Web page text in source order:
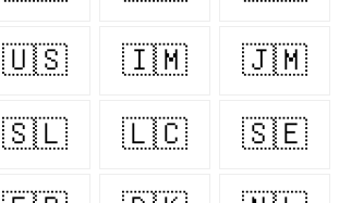
🇺🇸 🇮🇲 🇯🇲
🇸🇱 🇱🇨 🇸🇪